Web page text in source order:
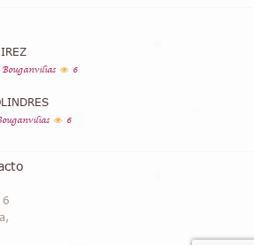
Bouganvilias 6
6
6